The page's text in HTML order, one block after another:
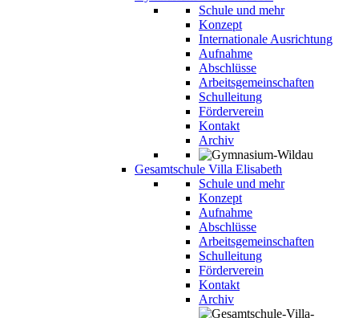
Schule und mehr
Konzept
Internationale Ausrichtung
Aufnahme
Abschlüsse
Arbeitsgemeinschaften
Schulleitung
Förderverein
Kontakt
Archiv
Gesamtschule Villa Elisabeth
Schule und mehr
Konzept
Aufnahme
Abschlüsse
Arbeitsgemeinschaften
Schulleitung
Förderverein
Kontakt
Archiv